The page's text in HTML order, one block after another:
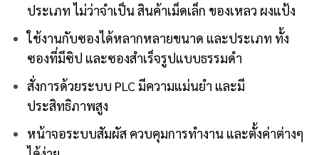
ประเภท ไม่ว่าจำเป็น สินค้าเม็ดเล็ก ของเหลว ผงแป้ง
ใช้งานกับซองได้หลากหลายขนาด และประเภท ทั้ง
ซองที่มีซิป และซองสำเร็จรูปแบบธรรมดำ
สั่งการด้วยระบบ PLC มีความแม่นยำ และมี
ประสิทธิภาพสูง
หน้าจอระบบสัมผัส ควบคุมการทำงาน และตั้งค่าต่างๆ